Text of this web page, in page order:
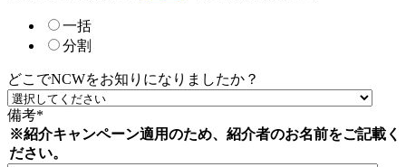
一括
分割
どこでNCWをお知りになりましたか？
備考*
※紹介キャンペーン適用のため、紹介者のお名前をご記載く
ださい。